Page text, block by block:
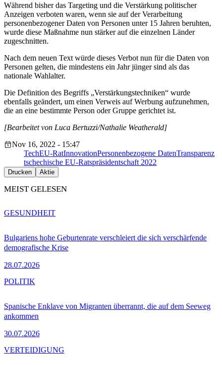
Während bisher das Targeting und die Verstärkung politischer
Anzeigen verboten waren, wenn sie auf der Verarbeitung
personenbezogener Daten von Personen unter 15 Jahren beruhten,
wurde diese Maßnahme nun stärker auf die einzelnen Länder
zugeschnitten.
Nach dem neuen Text würde dieses Verbot nun für die Daten von
Personen gelten, die mindestens ein Jahr jünger sind als das
nationale Wahlalter.
Die Definition des Begriffs „Verstärkungstechniken“ wurde
ebenfalls geändert, um einen Verweis auf Werbung aufzunehmen,
die an eine bestimmte Person oder Gruppe gerichtet ist.
[Bearbeitet von Luca Bertuzzi/Nathalie Weatherald]
Nov 16, 2022 - 15:47
TechEU-RatInnovationPersonenbezogene DatenTransparenz
tschechische EU-Ratspräsidentschaft 2022
Drucken Aktie
MEIST GELESEN
Bulgariens hohe Geburtenrate verschleiert die sich verschärfende
demografische Krise
28.07.2026
GESUNDHEIT
Spanische Enklave von Migranten überrannt, die auf dem Seeweg
ankommen
30.07.2026
POLITIK
VERTEIDIGUNG